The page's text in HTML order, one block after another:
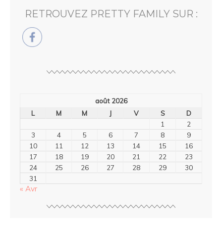
RETROUVEZ PRETTY FAMILY SUR :
août 2026
L
M M J V S
D
1
2
3
4 5 6 7 8
9
10
11 12 13 14 15
16
17
18 19 20 21 22
23
24
25 26 27 28 29
30
31
« Avr